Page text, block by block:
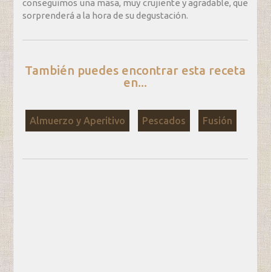
conseguimos una masa, muy crujiente y agradable, que
sorprenderá a la hora de su degustación.
También puedes encontrar esta receta
en...
Almuerzo y Aperitivo Pescados Fusión